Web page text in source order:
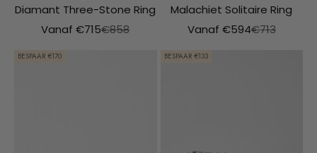
Diamant Three-Stone Ring
Aanbiedingsprijs
Vanaf €715Normale prijs
€858
Malachiet Solitaire Ring
Aanbiedingsprijs
Vanaf €594Normale
€713
BESPAAR €170 BESPAAR €133